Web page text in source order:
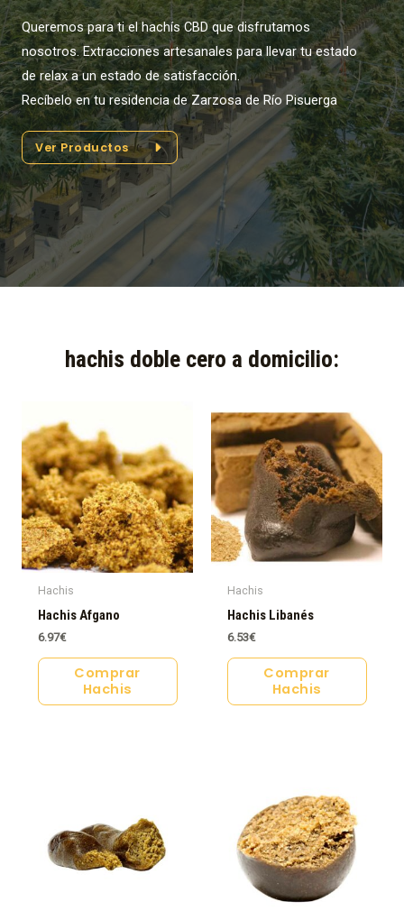
Queremos para ti el hachís CBD que disfrutamos
nosotros. Extracciones artesanales para llevar tu estado
de relax a un estado de satisfacción.
Recíbelo en tu residencia de Zarzosa de Río Pisuerga
Ver Productos
hachis doble cero a domicilio:​
Hachis
Hachis Afgano
6.97€
Comprar
Hachis
Hachis
Hachis Libanés
6.53€
Comprar
Hachis